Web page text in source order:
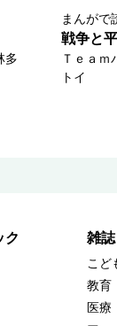
多
まんがで
戦争と
Ｔｅａｍ
トイ
ク 雑誌
こど
教育
医療